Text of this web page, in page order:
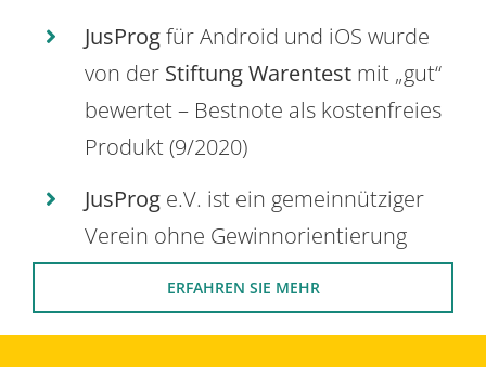
JusProgfür Android und iOS wurde
von der Stiftung Warentest mit „gut“
bewertet – Bestnote als kostenfreies
Produkt (9/2020)
JusProg e.V. ist ein gemeinnütziger
Verein ohne Gewinnorientierung
ERFAHREN SIE MEHR